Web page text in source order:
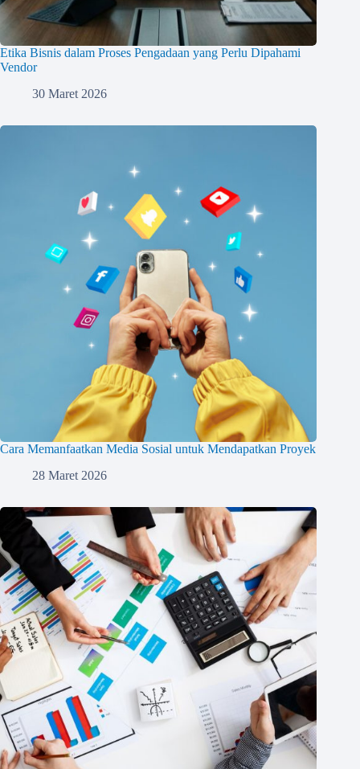
Etika Bisnis dalam Proses Pengadaan yang Perlu Dipahami
Vendor
30 Maret 2026
Cara Memanfaatkan Media Sosial untuk Mendapatkan Proyek
28 Maret 2026